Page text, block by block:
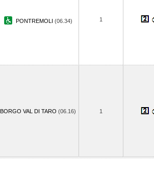
PONTREMOLI (06.34) 1
BORGO VAL DI TARO (06.16) 1